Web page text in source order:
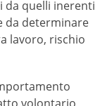
da quelli inerenti
da determinare
lavoro, rischio